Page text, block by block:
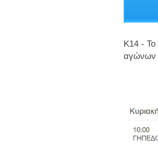
Κ14 -
αγώνων